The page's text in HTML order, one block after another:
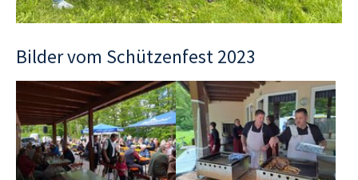
Bilder vom Schützenfest 2023
Show larger version Show larger version